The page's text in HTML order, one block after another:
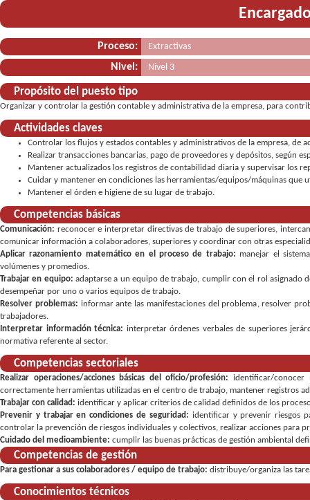
Proceso: Extractivas
Nivel: Nivel 3
Propósito del puesto tipo
Organizar y controlar la gestión contable y administrativa de la empresa, para
Actividades claves
Controlar los flujos y estados contables y administrativos de la empresa, de
Realizar transacciones bancarias, pago de proveedores y depósitos, según
Mantener actualizados los registros de contabilidad diaria y supervisar los
Cuidar y mantener en condiciones las herramientas/equipos/máquinas que
Mantener el órden e higiene de su lugar de trabajo.
Competencias básicas
Comunicación: reconocer e interpretar directivas de trabajo de superiores,
comunicar información a colaboradores, superiores y coordinar con otras
Aplicar razonamiento matemático en el proceso de trabajo: manejar el
volúmenes y promedios
Trabajar en equipo: adaptarse a un equipo de trabajo, cumplir con el rol asignado
desempeñar por uno o varios equipos de trabajo
Resolver problemas: informar ante las manifestaciones del problema,resolver
trabajadores
Interpretar información técnica: interpretar órdenes verbales de superiores
normativa referente al sector
Competencias sectoriales
Realizar operaciones/acciones básicas del oficio/profesión:
identificar/conocer
correctamente herramientas utilizadas en el centro de trabajo mantener registros
Trabajar con calidad: identificar y aplicar criterios de calidad definidos de los
Prevenir y trabajar en condiciones de seguridad: identificar y prevenir riesgos
controlar la prevención de riesgos individuales y colectivos, realizar acciones para
Cuidado del medioambiente: cumplir las buenas prácticas de gestión ambiental
Competencias de gestión
Para gestionar a sus colaboradores / equipo de trabajo: distribuye/organiza las
Conocimientos técnicos